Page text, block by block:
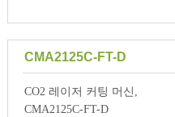
CMA2125C-FT-D
CO2 레이저 커팅 머신,
CMA2125C-FT-D